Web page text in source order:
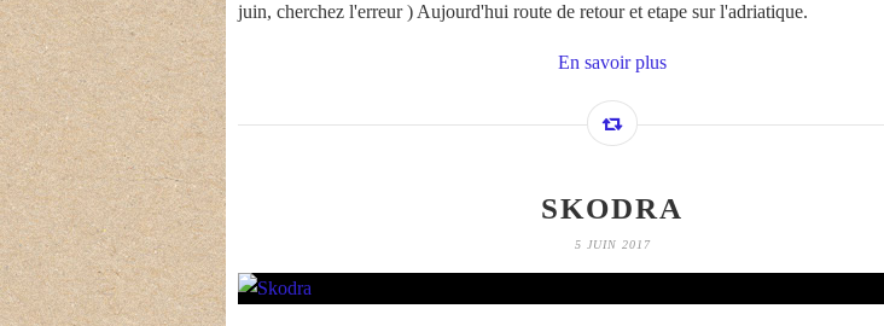
juin, cherchez l'erreur ) Aujourd'hui route de retour et etape sur l'adriatique.
En savoir plus
SKODRA
5 JUIN 2017